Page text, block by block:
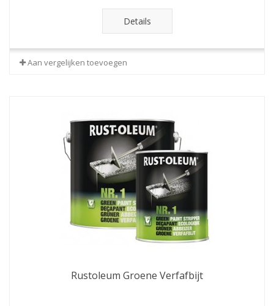
Details
Aan vergelijken toevoegen
Rustoleum Groene Verfafbijt